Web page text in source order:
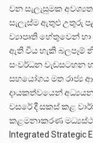
වන සැලැසුමක
සැලැස්ම ඇතුළු උතුරු
ව්‍යාපෘති හේතුවෙන්
ඇති විය හැකි බලපෑම්
සංවර්ධන වැඩසටහන
සහයෝගය මත රාජ්‍ය
දායකත්වයෙන්
වසරේ දී සකස් කළ
කළමනාකරණ
Integrated Strategic